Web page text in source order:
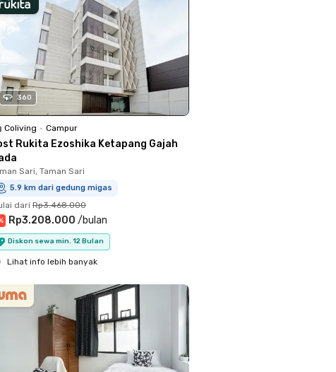
360
Coliving • Campur
Rukita Ezoshika Ketapang Gajah
Sari, Taman Sari
5.9 km dari gedung migas
dari Rp3.468.000
Rp3.208.000 /bulan
Diskon sewa min. 12 Bulan
Lihat info lebih banyak